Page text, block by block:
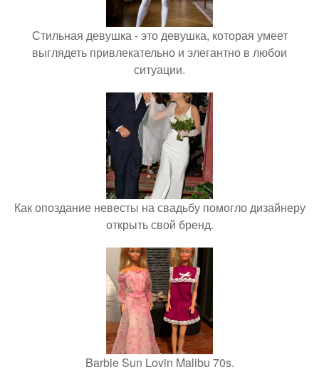
Стильная девушка - это девушка, которая умеет
выглядеть привлекательно и элегантно в любои
ситуации.
Как опоздание невесты на свадьбу помогло дизайнеру
открыть свой бренд.
Barbie Sun Lovin Malibu 70s.